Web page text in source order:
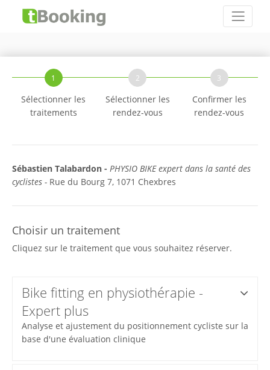
1
Sélectionner les
traitements
2
Sélectionner les
rendez-vous
3
Confirmer les
rendez-vous
Sébastien Talabardon - PHYSIO BIKE expert dans la santé des
cyclistes -Rue du Bourg 7, 1071 Chexbres
Choisir un traitement
Cliquez sur le traitement que vous souhaitez réserver.
Bike fitting en physiothérapie -
Expert plus
Analyse et ajustement du positionnement cycliste sur la
base d'une évaluation clinique